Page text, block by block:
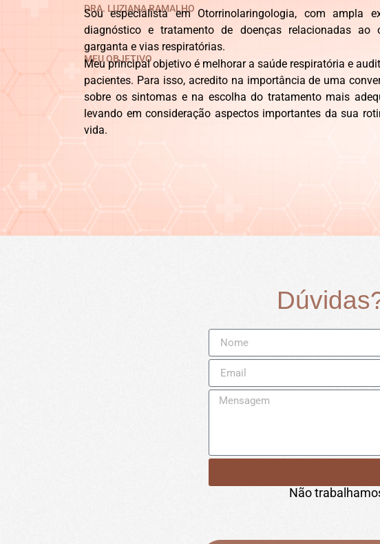
DRA. LUZIANA RAMALHO
Sou especialista em Otorrinolaringologia, com ampla
diagnóstico e tratamento de doenças relacionadas ao
garganta e vias respiratórias.
MEU OBJETIVO
Meu principal objetivo é melhorar a saúde respiratória e
pacientes. Para isso, acredito na importância de uma
sobre os sintomas e na escolha do tratamento mais
levando em consideração aspectos importantes da sua
vida.
Não